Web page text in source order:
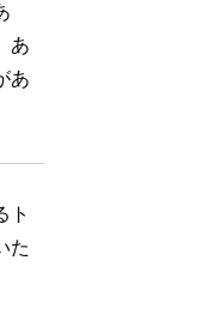
あ
あ
ト
た